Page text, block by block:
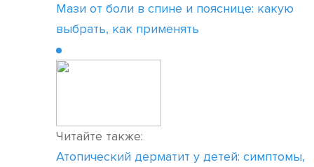
Мази от боли в спине и пояснице: какую
выбрать, как применять
Читайте также:
Атопический дерматит у детей: симптомы,